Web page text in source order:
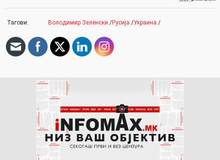
Тагови: Володимир Зеленски /Русија /Украина /